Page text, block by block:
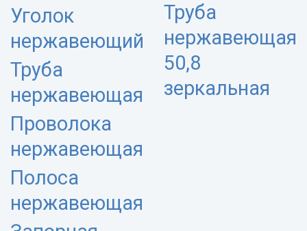
Уголок
нержавеющий
Труба
нержавеющая
Проволока
нержавеющая
Полоса
нержавеющая
Труба
нержавеющая
50,8
зеркальная